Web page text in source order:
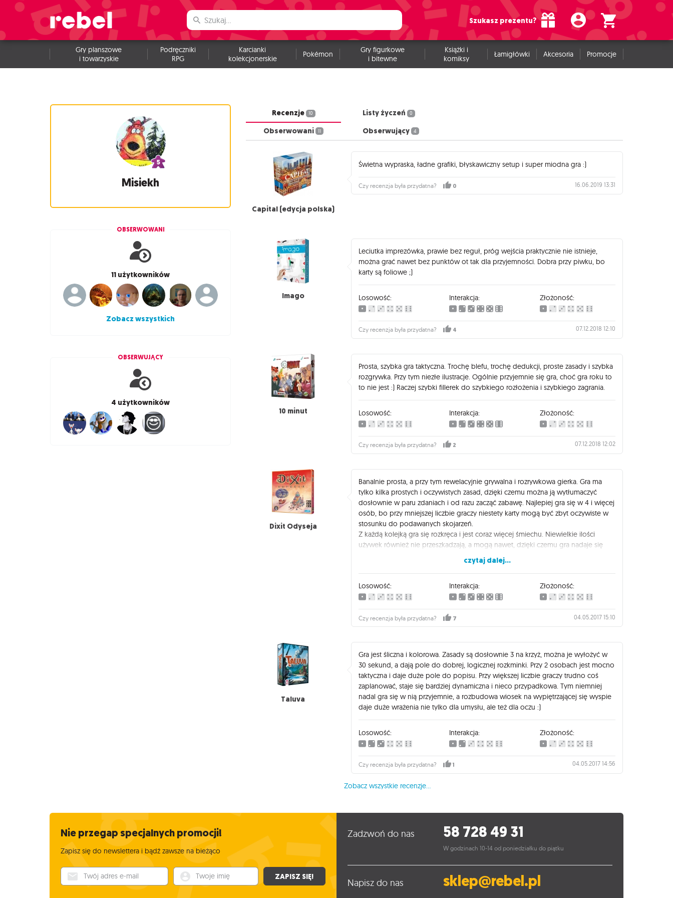
Szukasz prezentu?
Gry planszowe
i towarzyskie
Podręczniki
RPG
Karcianki
kolekcjonerskie
Pokémon
Gry figurkowe
i bitewne
Książki i
komiksy
Łamigłówki Akcesoria Promocje
Misiekh
OBSERWOWANI
11 użytkowników
Zobacz wszystkich
OBSERWUJĄCY
4 użytkowników
Recenzje 10 Listy życzeń 0
Obserwowani 11 Obserwujący 4
Capital (edycja polska)
Świetna wypraska, ładne grafiki, błyskawiczny setup i super miodna gra :)
Czy recenzja była przydatna? 0 16.06.2019 13:31
Imago
Leciutka imprezówka, prawie bez reguł, próg wejścia praktycznie nie istnieje,
można grać nawet bez punktów ot tak dla przyjemności. Dobra przy piwku, bo
karty są foliowe ;)
Losowość: Interakcja: Złożoność:
Czy recenzja była przydatna? 4 07.12.2018 12:10
10 minut
Prosta, szybka gra taktyczna. Trochę blefu, trochę dedukcji, proste zasady i szybka
rozgrywka. Przy tym niezłe ilustracje. Ogólnie przyjemnie się gra, choć gra roku to
to nie jest :) Raczej szybki fillerek do szybkiego rozłożenia i szybkiego zagrania.
Losowość: Interakcja: Złożoność:
Czy recenzja była przydatna? 2 07.12.2018 12:02
Dixit Odyseja
Banalnie prosta, a przy tym rewelacyjnie grywalna i rozrywkowa gierka. Gra ma
tylko kilka prostych i oczywistych zasad, dzięki czemu można ją wytłumaczyć
dosłownie w paru zdaniach i od razu zacząć zabawę. Najlepiej gra się w 4 i więcej
osób, bo przy mniejszej liczbie graczy niestety karty mogą być zbyt oczywiste w
stosunku do podawanych skojarzeń.
Z każdą kolejką gra się rozkręca i jest coraz więcej śmiechu. Niewielkie ilości
używek również nie przeszkadzają, a mogą nawet, dzięki czemu gra nadaje się
Ww tej grze punktacja nie ma w zasadzie znaczenia - wystarczy umówić się na
granie na 2 okrążenia albo dopóki karty się nie skończą. Punktacja i zwycięstwo i
tak schodzą na drugi plan, bo najbardziej wciąga wymyślanie i odgadywanie
skojarzeń.
Ogólnie gorąco polecam. Gra jest świetna jako towarzyska zabawa, spisuje się
także jako przerywnik między cięższymi tytułami albo wtedy, gdy zmęczone
towarzystwo nie chce już zajmować się grami o bardziej skomplikowanych
czytaj dalej...
Losowość: Interakcja: Złożoność:
Czy recenzja była przydatna? 7 04.05.2017 15:10
Taluva
Gra jest śliczna i kolorowa. Zasady są dosłownie 3 na krzyż, można je wyłożyć w
30 sekund, a dają pole do dobrej, logicznej rozkminki. Przy 2 osobach jest mocno
taktyczna i daje duże pole do popisu. Przy większej liczbie graczy trudno coś
zaplanować, staje się bardziej dynamiczna i nieco przypadkowa. Tym niemniej
nadal gra się w nią przyjemnie, a rozbudowa wiosek na wypiętrzającej się wyspie
daje duże wrażenia nie tylko dla umysłu, ale też dla oczu :)
Losowość: Interakcja: Złożoność:
Czy recenzja była przydatna? 1 04.05.2017 14:56
Zobacz wszystkie recenzje...
Nie przegap specjalnych promocji!
Zapisz się do newslettera i bądź zawsze na bieżąco
Twój adres e-mail Twoje imię ZAPISZ SIĘ!
Zadzwoń do nas 58 728 49 31
W godzinach 10-14 od poniedziałku do piątku
Napisz do nas sklep@rebel.pl